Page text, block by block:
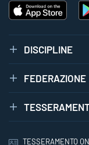
DISCIPLINE
FEDERAZIONE
TESSERAMENTO